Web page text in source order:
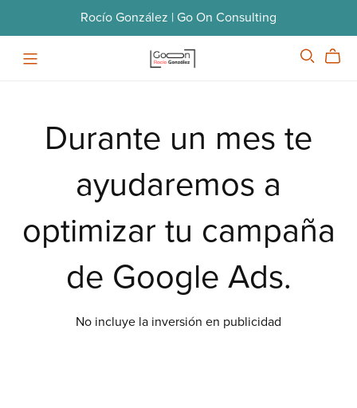
Rocío González | Go On Consulting
Durante un mes te
ayudaremos a
optimizar tu campaña
de Google Ads.
No incluye la inversión en publicidad